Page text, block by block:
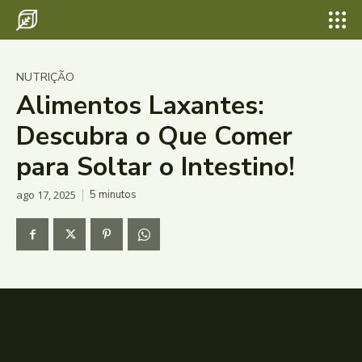
NUTRIÇÃO
Alimentos Laxantes:
Descubra o Que Comer
para Soltar o Intestino!
ago 17, 2025 5 minutos